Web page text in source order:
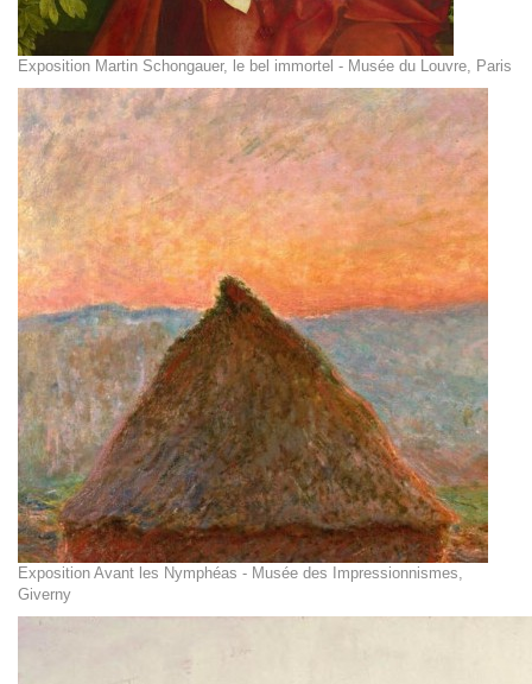
Exposition Martin Schongauer, le bel immortel - Musée du Louvre, Paris
Exposition Avant les Nymphéas - Musée des Impressionnismes,
Giverny